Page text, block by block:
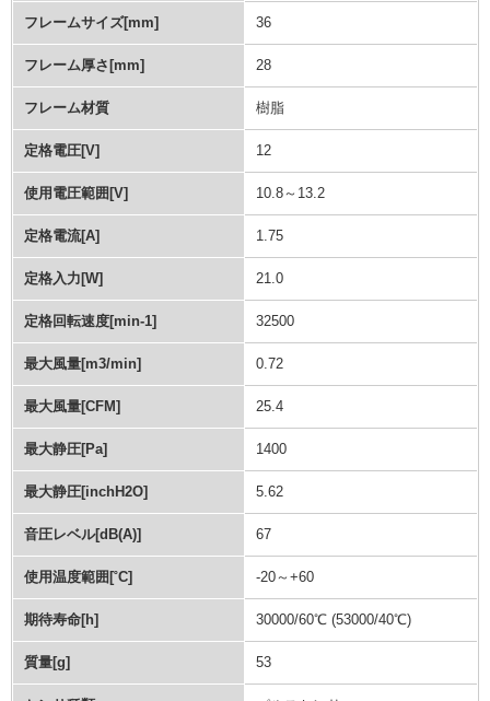
フレームサイズ[mm] 36
フレーム厚さ[mm] 28
フレーム材質 樹脂
定格電圧[V] 12
使用電圧範囲[V] 10.8～13.2
定格電流[A] 1.75
定格入力[W] 21.0
定格回転速度[min-1] 32500
最大風量[m3/min] 0.72
最大風量[CFM] 25.4
最大静圧[Pa] 1400
最大静圧[inchH2O] 5.62
音圧レベル[dB(A)] 67
使用温度範囲[˚C] -20～+60
期待寿命[h] 30000/60℃ (53000/40℃)
質量[g] 53